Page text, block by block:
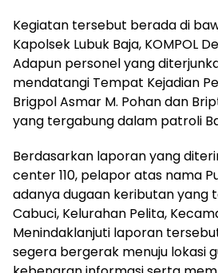
Kegiatan tersebut berada di
Kapolsek Lubuk Baja, KOMPOL
Adapun personel yang
mendatangi Tempat Kejadian
Brigpol Asmar M. Pohan dan
yang tergabung dalam patroli
Berdasarkan laporan yang
center 110, pelapor atas nama
adanya dugaan keributan yang
Cabuci, Kelurahan Pelita,
Menindaklanjuti laporan
segera bergerak menuju lokasi